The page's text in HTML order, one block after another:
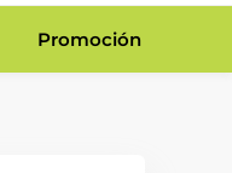
Promoción